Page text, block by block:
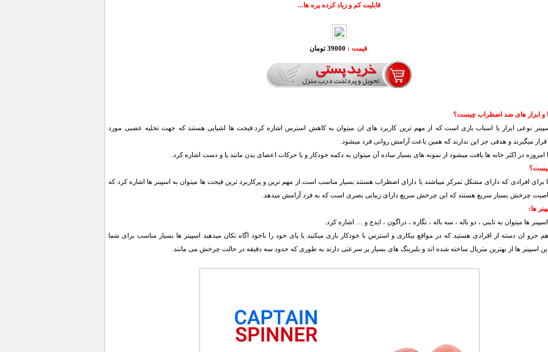
قابلیت کم و زیاد کرده پره ها...
قیمت : 39000 تومان
و ابزار های ضد اضظراب چیست؟
نوعی ابزار یا اسباب بازی است که از مهم ترین کاربرد های ان میتوان به کاهش استرس اشاره کرد.فیجت ها اشیایی هستند که جهت تخلیه عصبی مورد
قرار میگیرند و هدفی جز این ندارند که همین باعث آرامش روانی فرد میشود.
در اکثر خانه ها یافت میشود از نمونه های بسیار ساده آن میتوان به دکمه خودکار و یا حرکات اعضای بدن مانند پا و دست اشاره کرد.
برای افرادی که دارای مشکل تمرکز میباشند یا دارای اضظراب هستند بسیار مناسب است.از مهم ترین و پرکاربرد ترین فیجت ها میتوان به اسپینر ها اشاره کرد که
چرخش بسیار سریع هستند که این چرخش سریع دارای زیبایی بصری است که به فرد آرامش میدهد.
ها:
اسپینر ها میتوان به تاینی ، دو باله ، سه باله ، نگاره ، دراگون ، ایدج و … اشاره کرد.
جزو ان دسته از افرادی هستید که در مواقع بیکاری و استرس با خودکار بازی میکنید یا پای خود را ناخود اگاه تکان میدهید اسپینر ها بسیار مناسب برای شما
اسپینر ها از بهترین متریال ساخته شده اند و بلبرینگ های بسیار پر سرعتی دارند به طوری که حدود سه دقیقه در حالت چرخش می مانند.